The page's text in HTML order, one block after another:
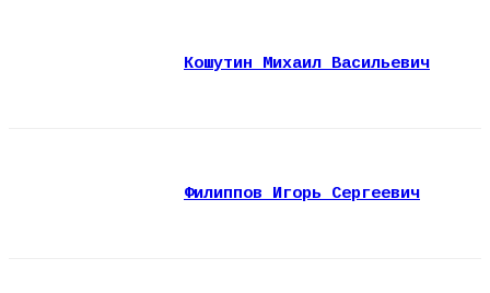
Кошутин Михаил Васильевич
Филиппов Игорь Сергеевич